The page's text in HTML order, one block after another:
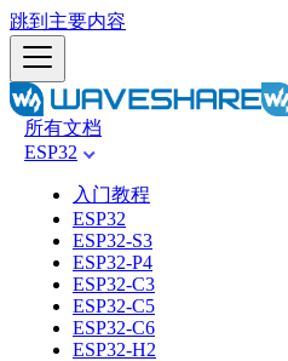
跳到主要内容
所有文档
ESP32
入门教程
ESP32
ESP32-S3
ESP32-P4
ESP32-C3
ESP32-C5
ESP32-C6
ESP32-H2